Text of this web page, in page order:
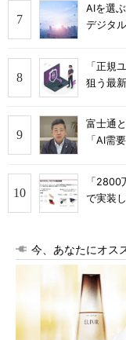
AIを選
デジタ
「正規
狙う最
富士通
「AI需
「
で実装
今、あなたにオス